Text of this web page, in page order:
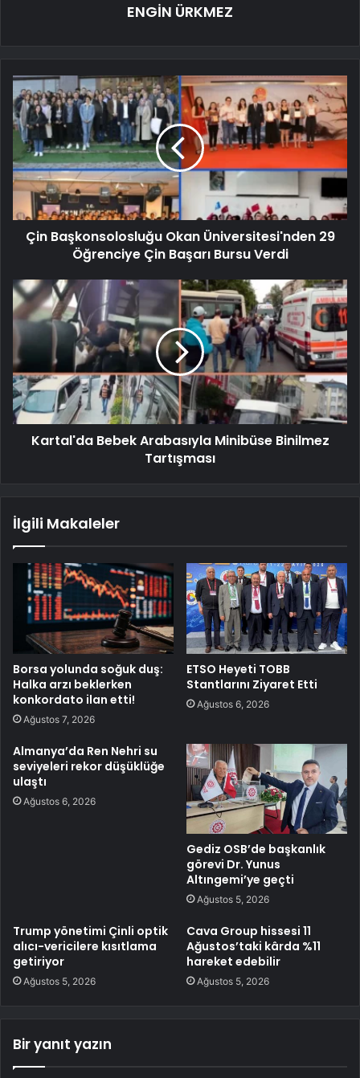
ENGİN ÜRKMEZ
Çin Başkonsolosluğu Okan Üniversitesi'nden 29
Öğrenciye Çin Başarı Bursu Verdi
Kartal'da Bebek Arabasıyla Minibüse Binilmez
Tartışması
İlgili Makaleler
Borsa yolunda soğuk duş:
Halka arzı beklerken
konkordato ilan etti!
Ağustos 7, 2026
ETSO Heyeti TOBB
Stantlarını Ziyaret Etti
Ağustos 6, 2026
Almanya’da Ren Nehri su
seviyeleri rekor düşüklüğe
ulaştı
Ağustos 6, 2026
Gediz OSB’de başkanlık
görevi Dr. Yunus
Altıngemi’ye geçti
Ağustos 5, 2026
Trump yönetimi Çinli optik
alıcı-vericilere kısıtlama
getiriyor
Ağustos 5, 2026
Cava Group hissesi 11
Ağustos’taki kârda %11
hareket edebilir
Ağustos 5, 2026
Bir yanıt yazın